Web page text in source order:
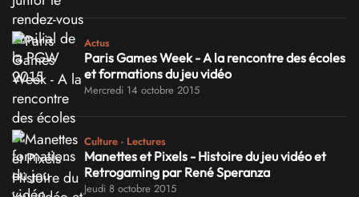
Actus
Paris Games Week - A la rencontre des écoles
et formations du jeu vidéo
Mercredi 14 octobre 2015
Culture - Lectures
Manettes et Pixels - Histoire du jeu vidéo et
Retrogaming par René Speranza
Jeudi 8 octobre 2015